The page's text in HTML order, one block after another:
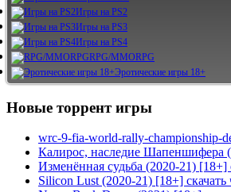
Игры на PS2
Игры на PS3
Игры на PS4
RPG/MMORPG
Эротические игры 18+
Новые торрент игры
wrc-9-fia-world-rally-championship-
Калирос, наследие Шапеншифера
Изменённая судьба (2020-21) [18+]
Silicon Lust (2020-21) [18+] скачать